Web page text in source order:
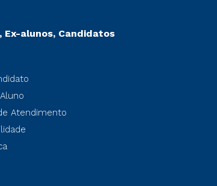
Ex-alunos, Candidatos
Atendimento